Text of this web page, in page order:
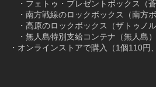
・フェトゥ・プレゼントボックス（蒼
・南方戦線のロックボックス（南方ボ
・高原のロックボックス（ザトゥノル
・無人島特別支給コンテナ（無人島）
・オンラインストアで購入（1個110円